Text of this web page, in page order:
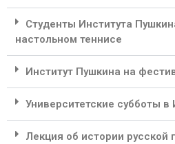
Студенты Института
настольном теннисе
Институт Пушкина на
Университетские субботы в
Лекция об истории русской